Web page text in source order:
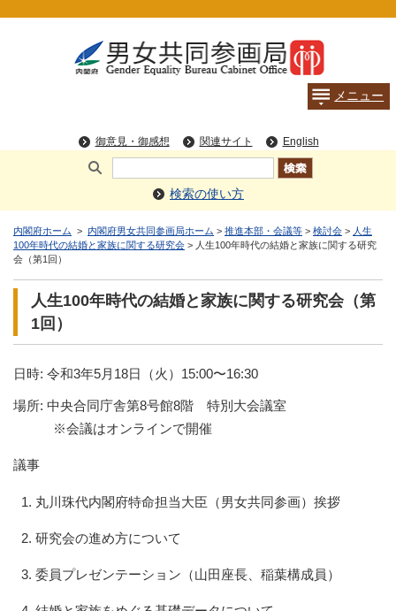
検索の使い方
内閣府ホーム > 内閣府男女共同参画局ホーム > 推進本部・会議等 > 検討会 > 人生
100年時代の結婚と家族に関する研究会 > 人生100年時代の結婚と家族に関する研究
会（第1回）
人生100年時代の結婚と家族に関する研究会（第
1回）
日時: 令和3年5⽉18⽇（火）15:00〜16:30
場所: 中央合同庁舎第8号館8階 特別大会議室
※会議はオンラインで開催
議事
丸川珠代内閣府特命担当大臣（男女共同参画）挨拶
研究会の進め方について
委員プレゼンテーション（山田座長、稲葉構成員）